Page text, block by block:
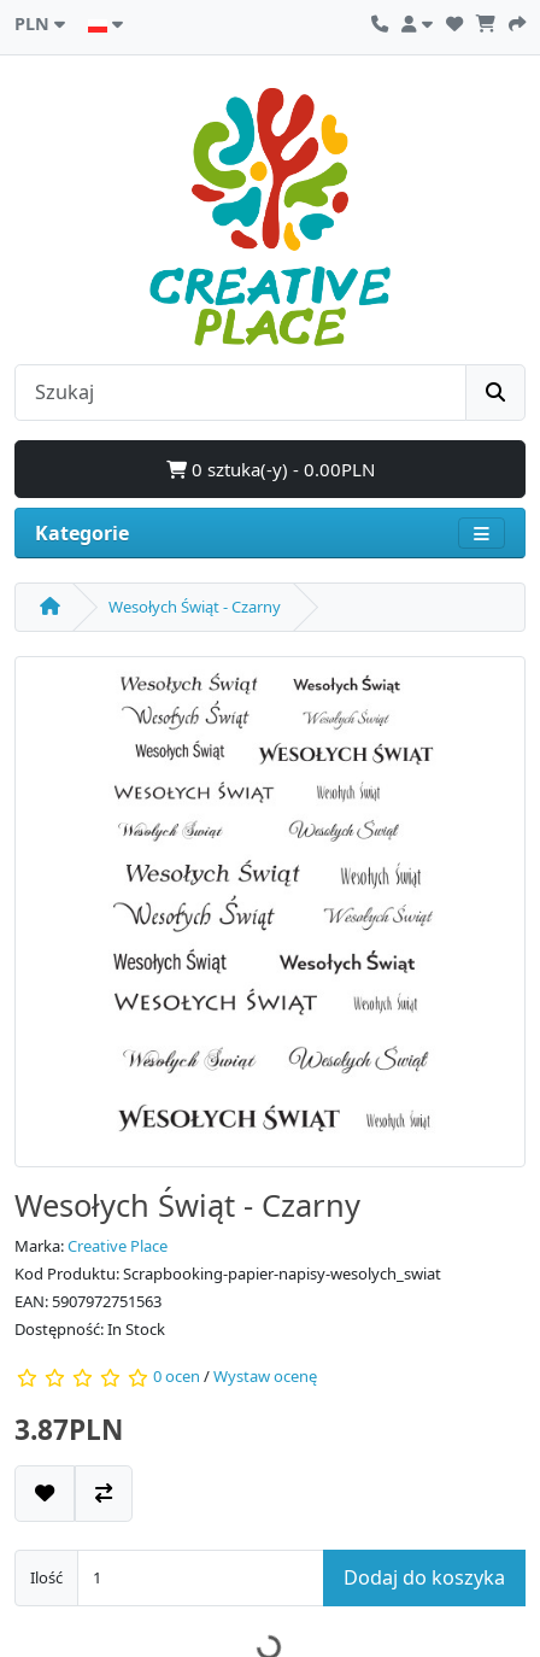
PLN
0 sztuka(-y) - 0.00PLN
Kategorie
Wesołych Świąt - Czarny
Wesołych Świąt - Czarny
Marka:Creative Place
Kod Produktu: Scrapbooking-papier-napisy-wesolych_swiat
EAN: 5907972751563
Dostępność: In Stock
0 ocen /Wystaw ocenę
3.87PLN
Ilość Dodaj do koszyka